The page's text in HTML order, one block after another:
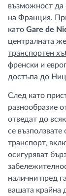
възможност да
на Франция.
като Gare de
централната
транспортен
френски и
достъпа до
След като
разнообразие
отведат до
се
транспорт,
осигуряват
налични пред
вашата крайна